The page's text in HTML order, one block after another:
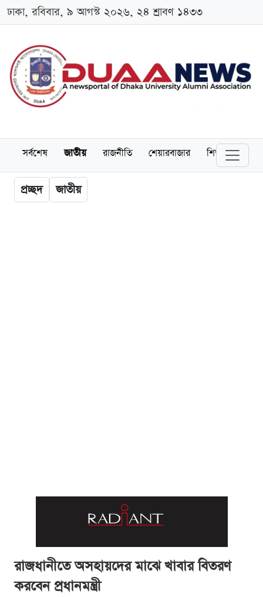
ঢাকা, রবিবার, ৯ আগস্ট ২০২৬, ২৪ শ্রাবণ ১৪৩৩
সর্বশেষ জাতীয় রাজনীতি শেয়ারবাজার শিক্ষা
প্রচ্ছদ জাতীয়
রাজধানীতে অসহায়দের মাঝে খাবার বিতরণ
করবেন প্রধানমন্ত্রী